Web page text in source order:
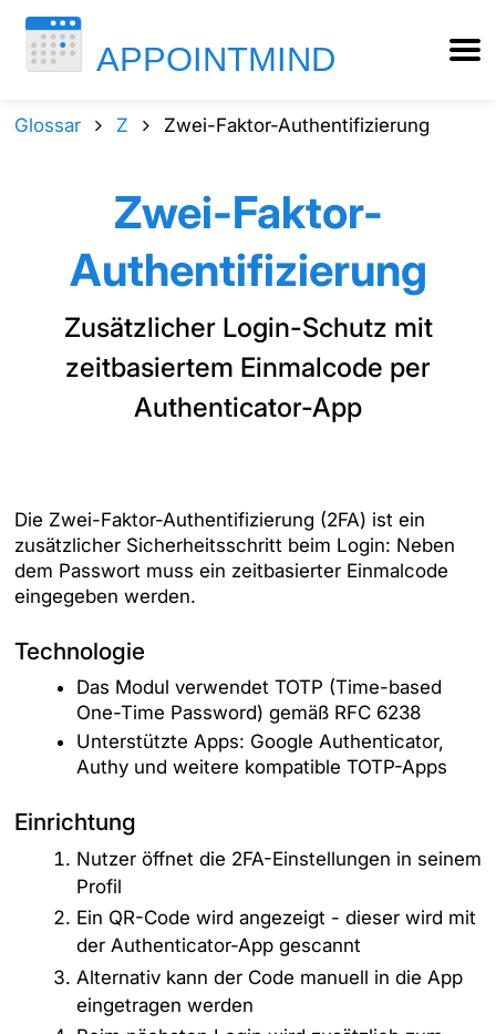
Glossar Z Zwei-Faktor-Authentifizierung
Zwei-Faktor-
Authentifizierung
Zusätzlicher Login-Schutz mit
zeitbasiertem Einmalcode per
Authenticator-App
Die Zwei-Faktor-Authentifizierung (2FA) ist ein
zusätzlicher Sicherheitsschritt beim Login: Neben
dem Passwort muss ein zeitbasierter Einmalcode
eingegeben werden.
Technologie
Das Modul verwendet TOTP (Time-based
One-Time Password) gemäß RFC 6238
Unterstützte Apps: Google Authenticator,
Authy und weitere kompatible TOTP-Apps
Einrichtung
Nutzer öffnet die 2FA-Einstellungen in seinem
Profil
Ein QR-Code wird angezeigt - dieser wird mit
der Authenticator-App gescannt
Alternativ kann der Code manuell in die App
eingetragen werden